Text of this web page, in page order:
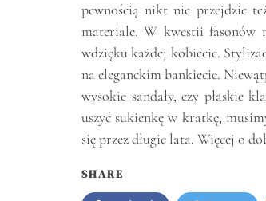
pewnością nikt nie przejdzie
materiale. W kwestii fasonów
wdzięku każdej kobiecie.
na eleganckim bankiecie.
wysokie sandały, czy płaskie
uszyć sukienkę w kratkę,
się przez długie lata. Więcej o
SHARE